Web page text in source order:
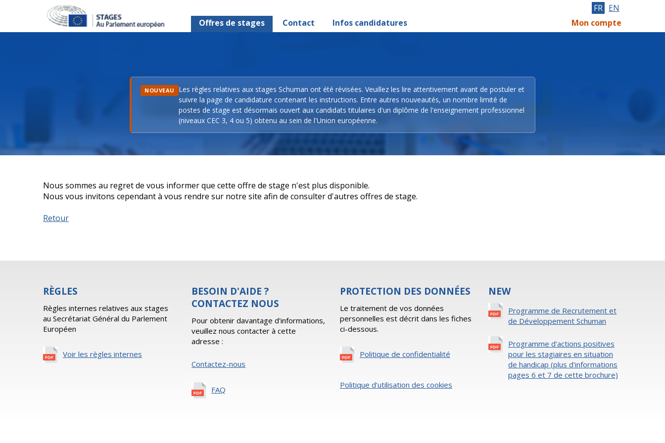
Offres de stages Contact Infos candidatures
FR EN
Mon compte
NOUVEAU
Les règles relatives aux stages Schuman ont été révisées. Veuillez les lire attentivement avant de postuler et
suivre la page de candidature contenant les instructions. Entre autres nouveautés, un nombre limité de
postes de stage est désormais ouvert aux candidats titulaires d'un diplôme de l'enseignement professionnel
(niveaux CEC 3, 4 ou 5) obtenu au sein de l'Union européenne.
Nous sommes au regret de vous informer que cette offre de stage n'est plus disponible.
Nous vous invitons cependant à vous rendre sur notre site afin de consulter d'autres offres de stage.
Retour
RÈGLES
Règles internes relatives aux stages
au Secrétariat Général du Parlement
Européen
Voir les règles internes
BESOIN D'AIDE ?
CONTACTEZ NOUS
Pour obtenir davantage d'informations,
veuillez nous contacter à cette
adresse :
Contactez-nous
FAQ
PROTECTION DES DONNÉES
Le traitement de vos données
personnelles est décrit dans les fiches
ci-dessous.
Politique de confidentialité
Politique d’utilisation des cookies
NEW
Programme de Recrutement et
de Développement Schuman
Programme d'actions positives
pour les stagiaires en situation
de handicap (plus d'informations
pages 6 et 7 de cette brochure)